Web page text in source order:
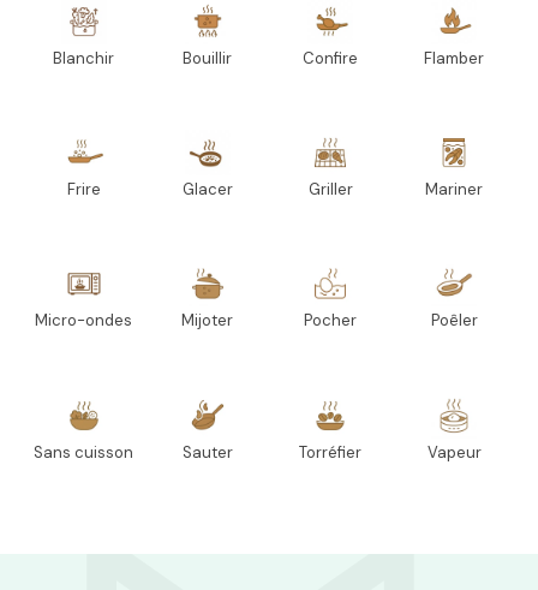
Blanchir Bouillir Confire Flamber
Frire Glacer Griller Mariner
Micro-ondes Mijoter Pocher Poêler
Sans cuisson Sauter Torréfier Vapeur